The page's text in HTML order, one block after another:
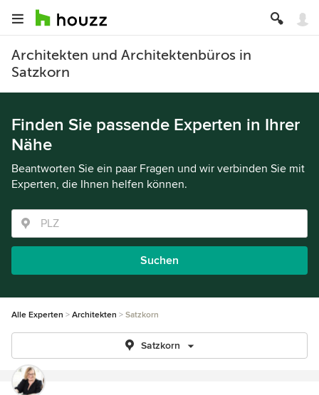
Architekten und Architektenbüros in
Satzkorn
Finden Sie passende Experten in Ihrer
Nähe
Beantworten Sie ein paar Fragen und wir verbinden Sie mit
Experten, die Ihnen helfen können.
Suchen
Alle Experten Architekten Satzkorn
Satzkorn